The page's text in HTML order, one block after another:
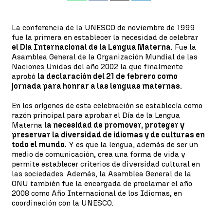
La conferencia de la UNESCO de noviembre de 1999
fue la primera en establecer la necesidad de celebrar
el Día Internacional de la Lengua Materna. Fue la
Asamblea General de la Organización Mundial de las
Naciones Unidas del año 2002 la que finalmente
aprobó la declaración del 21 de febrero como
jornada para honrar a las lenguas maternas.
En los orígenes de esta celebración se establecía como
razón principal para aprobar el Día de la Lengua
Materna la necesidad de promover, proteger y
preservar la diversidad de idiomas y de culturas en
todo el mundo. Y es que la lengua, además de ser un
medio de comunicación, crea una forma de vida y
permite establecer criterios de diversidad cultural en
las sociedades. Además, la Asamblea General de la
ONU también fue la encargada de proclamar el año
2008 como Año Internacional de los Idiomas, en
coordinación con la UNESCO.